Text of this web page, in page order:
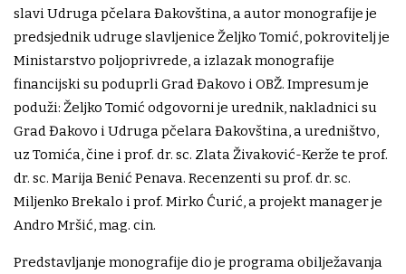
slavi Udruga pčelara Đakovština, a autor monografije je
predsjednik udruge slavljenice Željko Tomić, pokrovitelj je
Ministarstvo poljoprivrede, a izlazak monografije
financijski su poduprli Grad Đakovo i OBŽ. Impresum je
poduži: Željko Tomić odgovorni je urednik, nakladnici su
Grad Đakovo i Udruga pčelara Đakovština, a uredništvo,
uz Tomića, čine i prof. dr. sc. Zlata Živaković-Kerže te prof.
dr. sc. Marija Benić Penava. Recenzenti su prof. dr. sc.
Miljenko Brekalo i prof. Mirko Ćurić, a projekt manager je
Andro Mršić, mag. cin.
Predstavljanje monografije dio je programa obilježavanja